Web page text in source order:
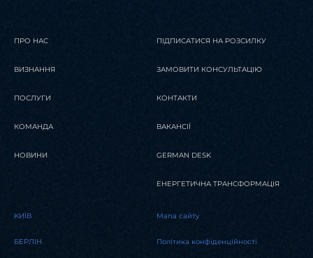
ПРО НАС
ВИЗНАННЯ
ПОСЛУГИ
КОМАНДА
НОВИНИ
ПІДПИСАТИСЯ НА РОЗСИЛКУ
ЗАМОВИТИ КОНСУЛЬТАЦІЮ
КОНТАКТИ
ВАКАНСІЇ
GERMAN DESK
ЕНЕРГЕТИЧНА ТРАНСФОРМАЦІЯ
KИЇВ
БЕРЛІН
Мапа сайту
Політика конфіденційності